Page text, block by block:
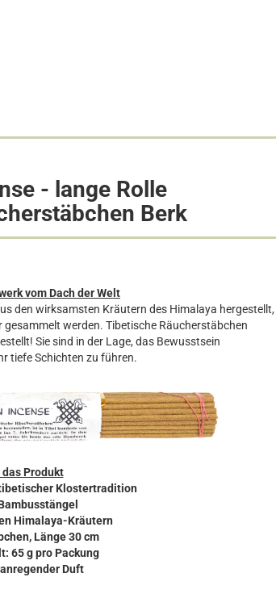
- lange Rolle
Berk
vom Dach der Welt
den wirksamsten Kräutern des Himalaya hergestellt,
werden. Tibetische Räucherstäbchen
Sie sind in der Lage, das Bewusstsein
tiefe Schichten zu führen.
das Produkt
Klostertradition
Himalaya-Kräutern
Länge 30 cm
65 g pro Packung
Duft